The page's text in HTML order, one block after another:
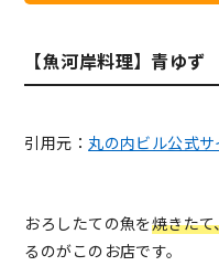
【魚河岸料理】青ゆ
引用元： 丸の内ビル公式サ
おろしたての魚を焼きた
るのがこのお店です。